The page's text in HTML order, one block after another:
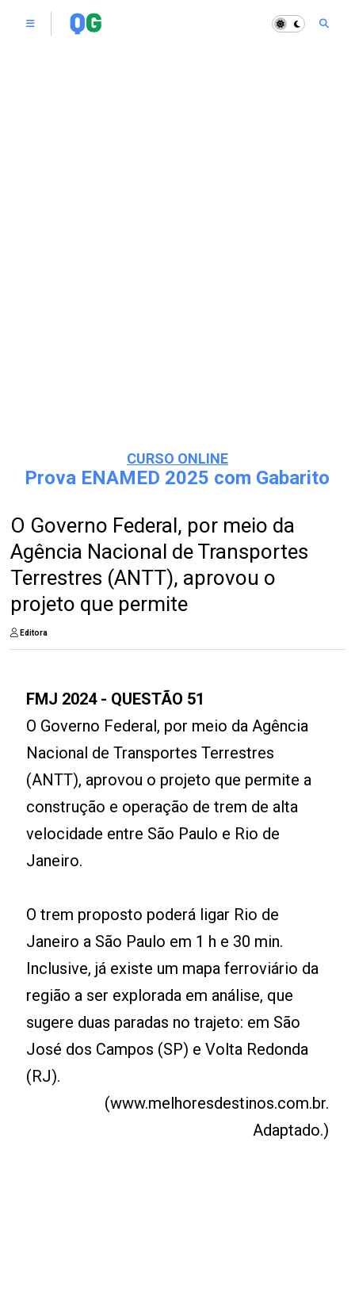
CURSO ONLINE
Prova ENAMED 2025 com Gabarito
O Governo Federal, por meio da
Agência Nacional de Transportes
Terrestres (ANTT), aprovou o
projeto que permite
Editora
FMJ 2024 - QUESTÃO 51
O Governo Federal, por meio da Agência
Nacional de Transportes Terrestres
(ANTT), aprovou o projeto que permite a
construção e operação de trem de alta
velocidade entre São Paulo e Rio de
Janeiro.
O trem proposto poderá ligar Rio de
Janeiro a São Paulo em 1 h e 30 min.
Inclusive, já existe um mapa ferroviário da
região a ser explorada em análise, que
sugere duas paradas no trajeto: em São
José dos Campos (SP) e Volta Redonda
(RJ).
(www.melhoresdestinos.com.br.
Adaptado.)